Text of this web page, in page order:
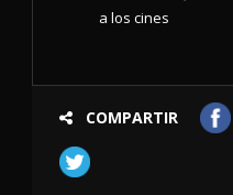
a los cines
COMPARTIR